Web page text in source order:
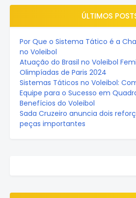
ÚLTIMOS
Por Que o Sistema Tático é a
no Voleibol
Atuação do Brasil no Voleibol
Olimpíadas de Paris 2024
Sistemas Táticos no Voleibol:
Equipe para o Sucesso em
Benefícios do Voleibol
Sada Cruzeiro anuncia dois
peças importantes